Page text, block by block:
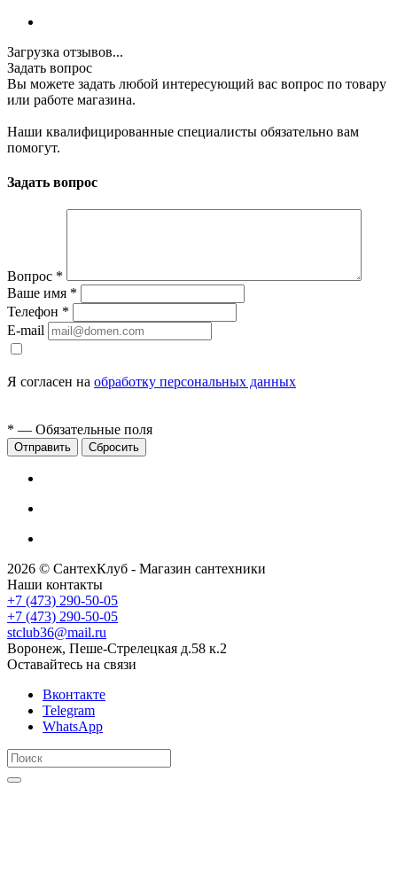
Загрузка отзывов...
Задать вопрос
Вы можете задать любой интересующий вас вопрос по товару
или работе магазина.
Наши квалифицированные специалисты обязательно вам
помогут.
Задать вопрос
Вопрос *
Ваше имя *
Телефон *
E-mail
Я согласен на обработку персональных данных
* — Обязательные поля
Сбросить
2026 © СантехКлуб - Магазин сантехники
Наши контакты
+7 (473) 290-50-05
+7 (473) 290-50-05
stclub36@mail.ru
Воронеж, Пеше-Стрелецкая д.58 к.2
Оставайтесь на связи
Вконтакте
Telegram
WhatsApp